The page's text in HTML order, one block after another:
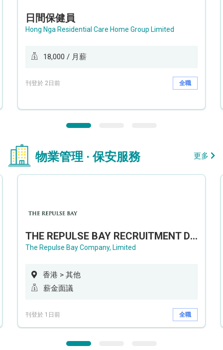
日間保健員
Hong Nga Residential Care Home Group Limited
18,000 / 月薪
刊登於 2日前 全職
物業管理 · 保安服務 更多
THE REPULSE BAY RECRUITMENT DAY 淺水灣影灣園人才招聘會
The Repulse Bay Company, Limited
香港 > 其他
薪金面議
刊登於 1日前 全職